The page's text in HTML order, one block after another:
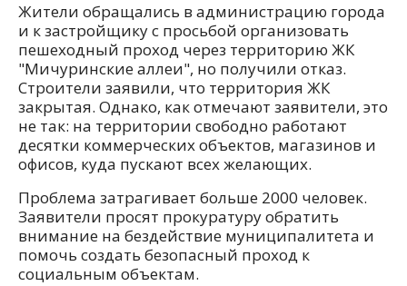
Жители обращались в администрацию города
и к застройщику с просьбой организовать
пешеходный проход через территорию ЖК
"Мичуринские аллеи", но получили отказ.
Строители заявили, что территория ЖК
закрытая. Однако, как отмечают заявители, это
не так: на территории свободно работают
десятки коммерческих объектов, магазинов и
офисов, куда пускают всех желающих.
Проблема затрагивает больше 2000 человек.
Заявители просят прокуратуру обратить
внимание на бездействие муниципалитета и
помочь создать безопасный проход к
социальным объектам.